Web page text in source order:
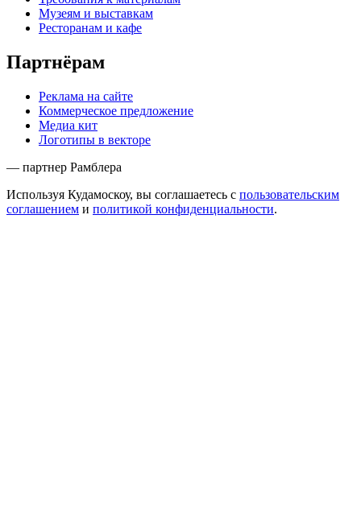
Музеям и выставкам
Ресторанам и кафе
Партнёрам
Реклама на сайте
Коммерческое предложение
Медиа кит
Логотипы в векторе
— партнер Рамблера
Используя Кудамоскоу, вы соглашаетесь с пользовательским
соглашением и политикой конфиденциальности.